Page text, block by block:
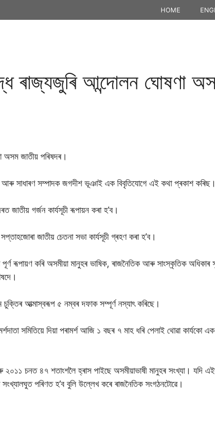
HOME
ৰাজ্যজুৰি আন্দোলন ঘোষণা
জাতীয় পৰিষদৰ।
সাধাৰণ সম্পাদক জগদীশ ভূঞাই এক বিবৃতিযোগে এই কথা প্ৰকাশ কৰিছ।
গৰ্জন কাৰ্যসূচী ৰূপায়ন কৰা হ’ব।
জাতীয় চেতনা সভা কাৰ্যসূচী গ্ৰহণ কৰা হ’ব।
ৰূপায়ণ কৰি অসমীয়া মানুহৰ ভাষিক, ৰাজনৈতিক আৰু সাংস্কৃতিক অধিকাৰ
আত্মাস্বৰূপ ৫ নম্বৰ দফাক সম্পূৰ্ণ নস্যাৎ কৰিছে।
সমিতিয়ে দিয়া পৰামৰ্শ আজি ১ বছৰ ৭ মাহ ধৰি পেলাই থোৱা কাৰ্যকো
চনত ৪৭ শতাংশলৈ হ্ৰাস পাইছে অসমীয়াভাষী মানুহৰ সংখ্যা। যদি
পৰিণত হ’ব বুলি উল্লেখ কৰে ৰাজনৈতিক সংগঠনটোৱে।